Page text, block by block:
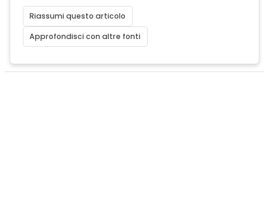
Riassumi questo articolo
Approfondisci con altre fonti